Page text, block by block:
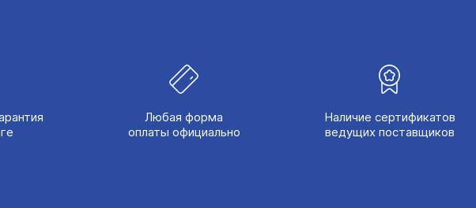
Любая форма
оплаты официально
Наличие сертификатов
ведущих поставщиков